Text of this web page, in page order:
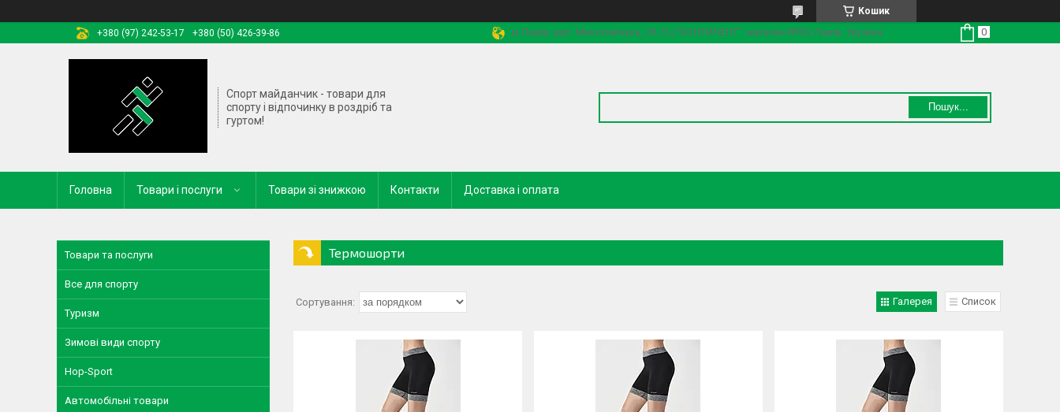
Кошик
+380 (97) 242-53-17
+380 (50) 426-39-86 м.Львів, вул. Миколайчука, 2б, ТЦ "КОНТИНЕНТ", магазин №30, Львів, Україна
Спорт майданчик - товари для
спорту і відпочинку в роздріб та
гуртом!
Пошук...
Головна Товари і послуги Товари зі знижкою Контакти Доставка і оплата
Термошорти
Галерея Список
Товари та послуги
Все для спорту
Туризм
Зимові види спорту
Hop-Sport
Автомобільні товари